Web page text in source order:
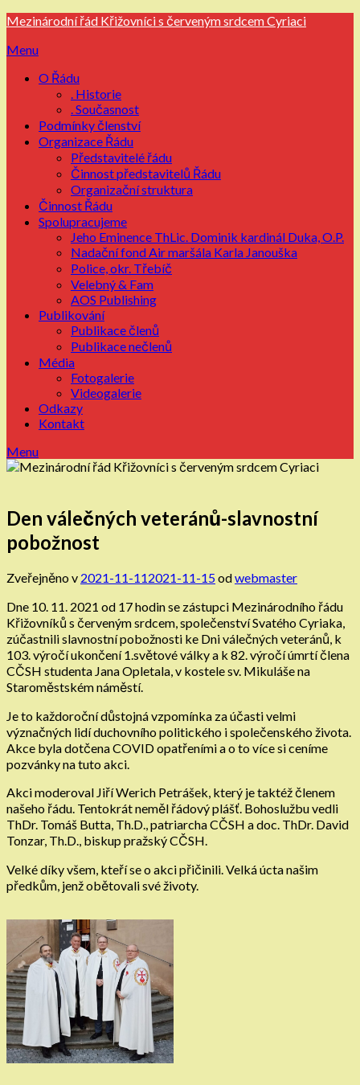
Přejdi
obsah
Mezinárodní řád Křižovníci s červeným srdcem Cyriaci
Menu
O Řádu
. Historie
. Současnost
Podmínky členství
Organizace Řádu
Představitelé řádu
Činnost představitelů Řádu
Organizační struktura
Činnost Řádu
Spolupracujeme
Jeho Eminence ThLic. Dominik kardinál Duka, O.P.
Nadační fond Air maršála Karla Janouška
Police, okr. Třebíč
Velebný & Fam
AOS Publishing
Publikování
Publikace členů
Publikace nečlenů
Média
Fotogalerie
Videogalerie
Odkazy
Kontakt
Menu
Den válečných veteránů-slavnostní
pobožnost
Zveřejněno v 2021-11-112021-11-15odwebmaster
Dne 10. 11. 2021 od 17 hodin se zástupci Mezinárodního řádu
Křižovníků s červeným srdcem, společenství Svatého Cyriaka,
zúčastnili slavnostní pobožnosti ke Dni válečných veteránů, k
103. výročí ukončení 1.světové války a k 82. výročí úmrtí člena
CČSH studenta Jana Opletala, v kostele sv. Mikuláše na
Staroměstském náměstí.
Je to každoroční důstojná vzpomínka za účasti velmi
význačných lidí duchovního politického i společenského života.
Akce byla dotčena COVID opatřeními a o to více si ceníme
pozvánky na tuto akci.
Akci moderoval Jiří Werich Petrášek, který je taktéž členem
našeho řádu. Tentokrát neměl řádový plášť. Bohoslužbu vedli
ThDr. Tomáš Butta, Th.D., patriarcha CČSH a doc. ThDr. David
Tonzar, Th.D., biskup pražský CČSH.
Velké díky všem, kteří se o akci přičinili. Velká úcta našim
předkům, jenž obětovali své životy.